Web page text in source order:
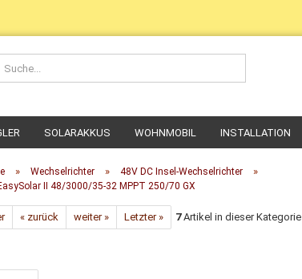
SOLARAKKUS WOHNMOBIL INSTALLATION
» Wechselrichter » 48V DC Insel-Wechselrichter »
II 48/3000/35-32 MPPT 250/70 GX
« zurück weiter » Letzter » 7Artikel in dieser Kategorie